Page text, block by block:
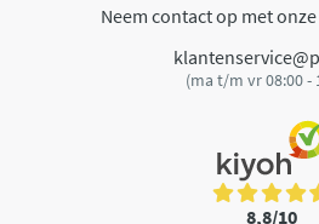
Neem contact op met
(ma t/m vr 08:00 -
8,8/10